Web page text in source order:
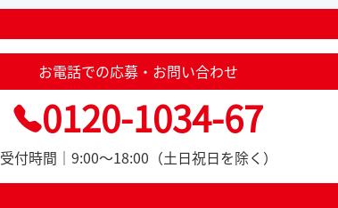
お電話での応募・お問い合わせ
0120-1034-67
受付時間｜9:00～18:00（土日祝日を除く）